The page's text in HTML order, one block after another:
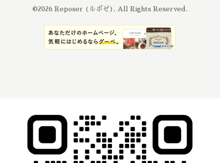
©2026 Reposer (ルポゼ) . All Rights Reserved.